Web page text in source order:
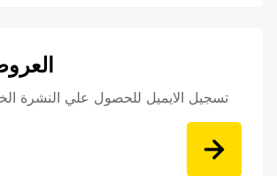
تسجيل الايميل للحصول علي النشرة